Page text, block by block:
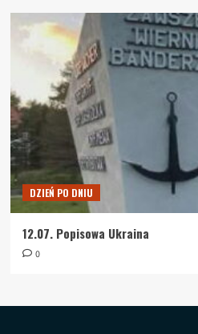
DZIEŃ PO DNIU
12.07. Popisowa Ukraina
0